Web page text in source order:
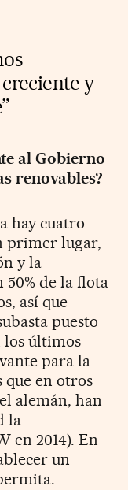
y
al Gobierno
renovables?
hay cuatro
primer lugar,
y la
50% de la flota
así que
puesto
los últimos
para la
que en otros
alemán, han
la
en 2014). En
un